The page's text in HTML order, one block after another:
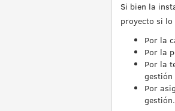
Si bien la
proyecto si
Por la
Por la
Por la
gestión
Por
gestión.